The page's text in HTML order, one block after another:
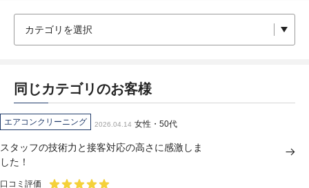
同じカテゴリのお客様
エアコンクリーニング 2026.04.14 女性・50代
スタッフの技術力と接客対応の高さに感激しま
した！
口コミ評価